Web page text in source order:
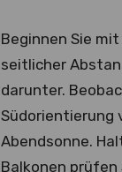
Beginnen Sie
seitlicher
darunter.
Südorientierung
Abendsonne.
Balkonen